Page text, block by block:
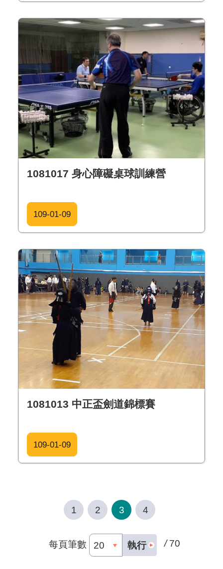
1081017 身心障礙桌球訓練營
109-01-09
1081013 中正盃劍道錦標賽
109-01-09
1 2 3 4
每頁筆數 執行 / 70